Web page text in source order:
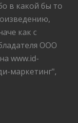
в какой бы то
как с
ООО
www.id-
маркетинг",